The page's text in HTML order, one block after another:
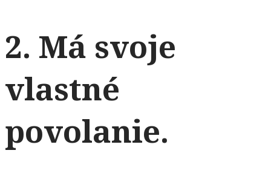
2. Má svoje
vlastné
povolanie.